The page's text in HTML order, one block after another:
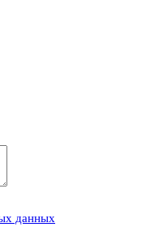
данных